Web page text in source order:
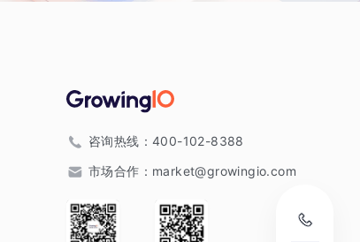
咨询热线： 400-102-8388
市场合作： market@growingio.com